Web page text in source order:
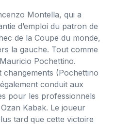
Montella, qui a
d’emploi du patron de
de la Coupe du monde,
la gauche. Tout comme
Pochettino.
(Pochettino
conduit aux
pour les professionnels
Kabak. Le joueur
tard que cette victoire